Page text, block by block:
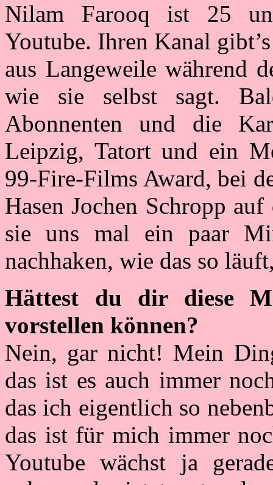
Nilam Farooq ist 25
Youtube. Ihren Kanal
aus Langeweile während
wie sie selbst sagt.
Abonnenten und die
Leipzig, Tatort und ein
99-Fire-Films Award, bei
Hasen Jochen Schropp
sie uns mal ein paar
nachhaken, wie das so
Hättest du dir diese
vorstellen können?
Nein, gar nicht! Mein
das ist es auch immer
das ich eigentlich so
das ist für mich immer
Youtube wächst ja